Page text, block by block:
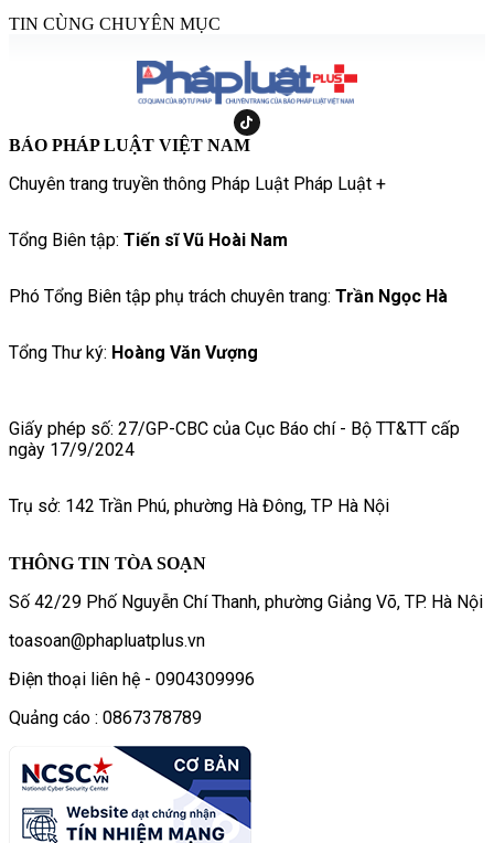
TIN CÙNG CHUYÊN MỤC
BÁO PHÁP LUẬT VIỆT NAM
Chuyên trang truyền thông Pháp Luật Pháp Luật +
Tổng Biên tập: Tiến sĩ Vũ Hoài Nam
Phó Tổng Biên tập phụ trách chuyên trang: Trần Ngọc Hà
Tổng Thư ký: Hoàng Văn Vượng
Giấy phép số: 27/GP-CBC của Cục Báo chí - Bộ TT&TT cấp
ngày 17/9/2024
Trụ sở: 142 Trần Phú, phường Hà Đông, TP Hà Nội
THÔNG TIN TÒA SOẠN
Số 42/29 Phố Nguyễn Chí Thanh, phường Giảng Võ, TP. Hà Nội
toasoan@phapluatplus.vn
Điện thoại liên hệ - 0904309996
Quảng cáo : 0867378789